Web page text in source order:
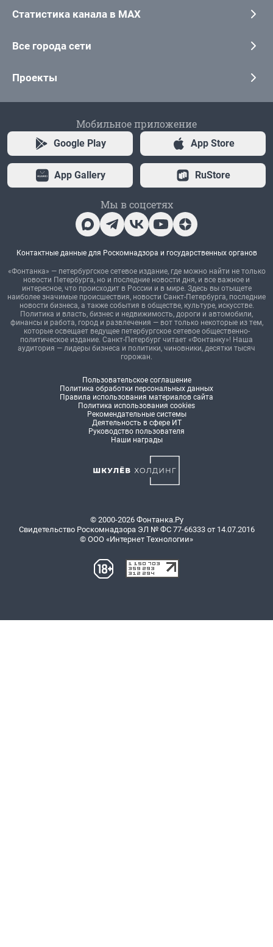
Статистика канала в MAX
Все города сети
Проекты
Мобильное приложение
Google Play App Store
App Gallery RuStore
Мы в соцсетях
Контактные данные для Роскомнадзора и государственных органов
«Фонтанка» — петербургское сетевое издание, где можно найти не только
новости Петербурга, но и последние новости дня, и все важное и
интересное, что происходит в России и в мире. Здесь вы отыщете
наиболее значимые происшествия, новости Санкт-Петербурга, последние
новости бизнеса, а также события в обществе, культуре, искусстве.
Политика и власть, бизнес и недвижимость, дороги и автомобили,
финансы и работа, город и развлечения — вот только некоторые из тем,
которые освещает ведущее петербургское сетевое общественно-
политическое издание. Санкт-Петербург читает «Фонтанку»! Наша
аудитория — лидеры бизнеса и политики, чиновники, десятки тысяч
горожан.
Пользовательское соглашение
Политика обработки персональных данных
Правила использования материалов сайта
Политика использования cookies
Рекомендательные системы
Деятельность в сфере ИТ
Руководство пользователя
Наши награды
© 2000-2026 Фонтанка.Ру
Свидетельство Роскомнадзора ЭЛ № ФС 77-66333 от 14.07.2016
© ООО «Интернет Технологии»